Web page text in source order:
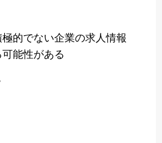
的でない企業の求人情報
能性がある